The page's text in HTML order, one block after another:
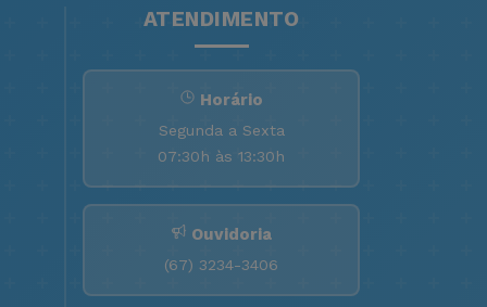
ATENDIMENTO
Horário
Segunda a Sexta
07:30h às 13:30h
Ouvidoria
(67) 3234-3406